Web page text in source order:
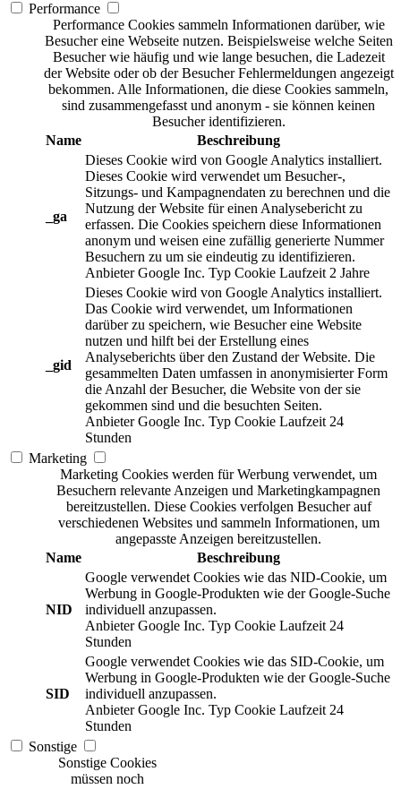
Performance
Performance Cookies sammeln Informationen darüber, wie
Besucher eine Webseite nutzen. Beispielsweise welche Seiten
Besucher wie häufig und wie lange besuchen, die Ladezeit
der Website oder ob der Besucher Fehlermeldungen angezeigt
bekommen. Alle Informationen, die diese Cookies sammeln,
sind zusammengefasst und anonym - sie können keinen
Besucher identifizieren.
Name
Beschreibung
_ga
Dieses Cookie wird von Google Analytics installiert.
Dieses Cookie wird verwendet um Besucher-,
Sitzungs- und Kampagnendaten zu berechnen und die
Nutzung der Website für einen Analysebericht zu
erfassen. Die Cookies speichern diese Informationen
anonym und weisen eine zufällig generierte Nummer
Besuchern zu um sie eindeutig zu identifizieren.
Anbieter Google Inc. Typ Cookie Laufzeit 2 Jahre
_gid
Dieses Cookie wird von Google Analytics installiert.
Das Cookie wird verwendet, um Informationen
darüber zu speichern, wie Besucher eine Website
nutzen und hilft bei der Erstellung eines
Analyseberichts über den Zustand der Website. Die
gesammelten Daten umfassen in anonymisierter Form
die Anzahl der Besucher, die Website von der sie
gekommen sind und die besuchten Seiten.
Anbieter Google Inc. Typ Cookie Laufzeit 24
Stunden
Marketing
Marketing Cookies werden für Werbung verwendet, um
Besuchern relevante Anzeigen und Marketingkampagnen
bereitzustellen. Diese Cookies verfolgen Besucher auf
verschiedenen Websites und sammeln Informationen, um
angepasste Anzeigen bereitzustellen.
Name
Beschreibung
NID
Google verwendet Cookies wie das NID-Cookie, um
Werbung in Google-Produkten wie der Google-Suche
individuell anzupassen.
Anbieter Google Inc. Typ Cookie Laufzeit 24
Stunden
SID
Google verwendet Cookies wie das SID-Cookie, um
Werbung in Google-Produkten wie der Google-Suche
individuell anzupassen.
Anbieter Google Inc. Typ Cookie Laufzeit 24
Stunden
Sonstige
Sonstige Cookies
müssen noch